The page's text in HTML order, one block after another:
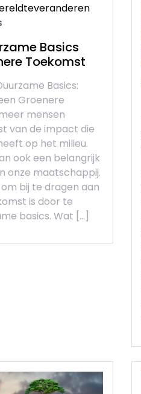
Basics
Toekomst
Basics:
Groenere
mensen
van de impact die
op het milieu.
ook een belangrijk
onze maatschappij.
bij te dragen aan
is door te
basics. Wat […]